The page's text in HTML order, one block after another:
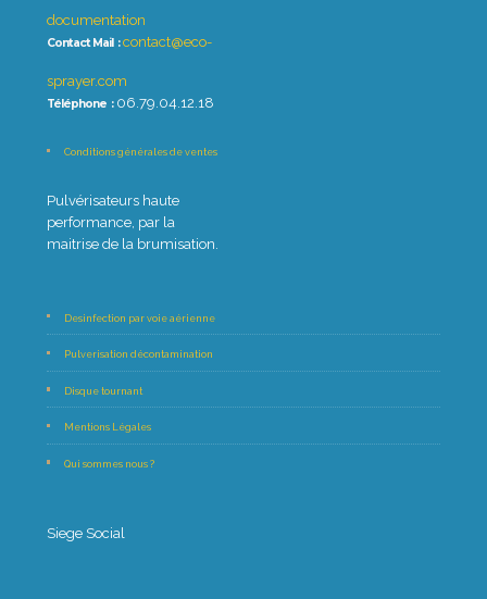
documentation
Contact Mail : contact@eco-
sprayer.com
Téléphone :06.79.04.12.18
Conditions générales de ventes
Pulvérisateurs haute
performance, par la
maitrise de la brumisation.
Desinfection par voie aérienne
Pulverisation décontamination
Disque tournant
Mentions Légales
Qui sommes nous ?
Siege Social